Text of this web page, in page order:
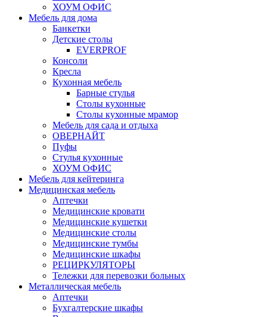
ХОУМ ОФИС
Мебель для дома
Банкетки
Детские столы
EVERPROF
Консоли
Кресла
Кухонная мебель
Барные стулья
Столы кухонные
Столы кухонные мрамор
Мебель для сада и отдыха
ОВЕРНАЙТ
Пуфы
Стулья кухонные
ХОУМ ОФИС
Мебель для кейтеринга
Медицинская мебель
Аптечки
Медицинские кровати
Медицинские кушетки
Медицинские столы
Медицинские тумбы
Медицинские шкафы
РЕЦИРКУЛЯТОРЫ
Тележки для перевозки больных
Металлическая мебель
Аптечки
Бухгалтерские шкафы